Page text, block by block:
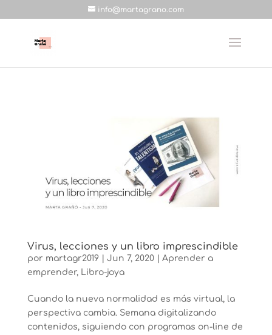
info@martagrano.com
Virus, lecciones y un libro imprescindible
por martagr2019| Jun 7, 2020| Aprender a
emprender, Libro-joya
Cuando la nueva normalidad es más virtual, la
perspectiva cambia. Semana digitalizando
contenidos, siguiendo con programas on-line de